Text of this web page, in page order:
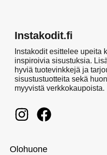
Instakodit.fi
Instakodit esittelee upeita
inspiroivia sisustuksia.
hyviä tuotevinkkejä ja
sisustustuotteita sekä
myyvistä verkkokaupoista.
Olohuone